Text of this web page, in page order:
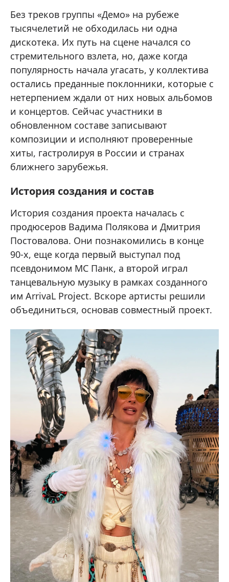
Без треков группы «Демо» на рубеже
тысячелетий не обходилась ни одна
дискотека. Их путь на сцене начался со
стремительного взлета, но, даже когда
популярность начала угасать, у коллектива
остались преданные поклонники, которые с
нетерпением ждали от них новых альбомов
и концертов. Сейчас участники в
обновленном составе записывают
композиции и исполняют проверенные
хиты, гастролируя в России и странах
ближнего зарубежья.
История создания и состав
История создания проекта началась с
продюсеров Вадима Полякова и Дмитрия
Постовалова. Они познакомились в конце
90-х, еще когда первый выступал под
псевдонимом МС Панк, а второй играл
танцевальную музыку в рамках созданного
им ArrivaL Project. Вскоре артисты решили
объединиться, основав совместный проект.